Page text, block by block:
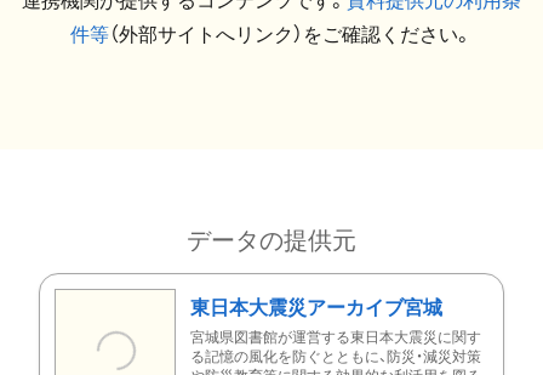
件等（外部サイトへリンク）をご確認ください。
データの提供元
東日本大震災アーカイブ宮城
宮城県図書館が運営する東日本大震災に関す
る記憶の風化を防ぐとともに、防災・減災対策